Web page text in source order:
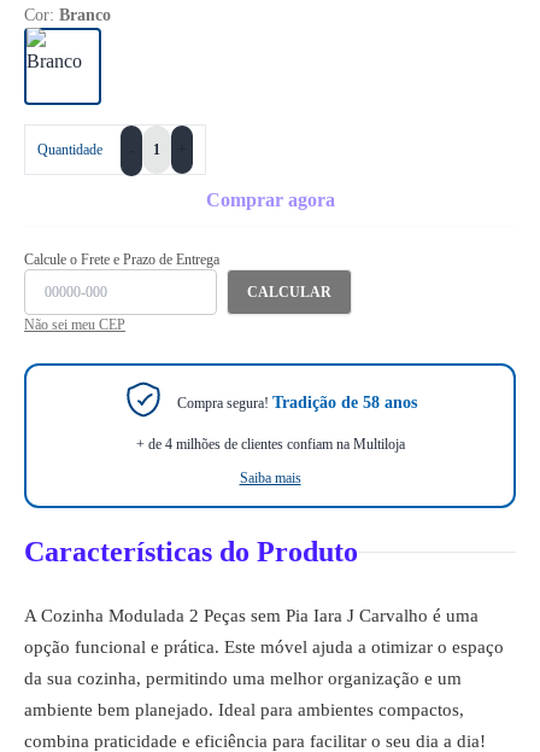
Cor: Branco
Quantidade
Comprar agora
Calcule o Frete e Prazo de Entrega
CALCULAR
Não sei meu CEP
Compra segura! Tradição de 58 anos
+ de 4 milhões de clientes confiam na Multiloja
Saiba mais
Características do Produto
A Cozinha Modulada 2 Peças sem Pia Iara J Carvalho é uma
opção funcional e prática. Este móvel ajuda a otimizar o espaço
da sua cozinha, permitindo uma melhor organização e um
ambiente bem planejado. Ideal para ambientes compactos,
combina praticidade e eficiência para facilitar o seu dia a dia!